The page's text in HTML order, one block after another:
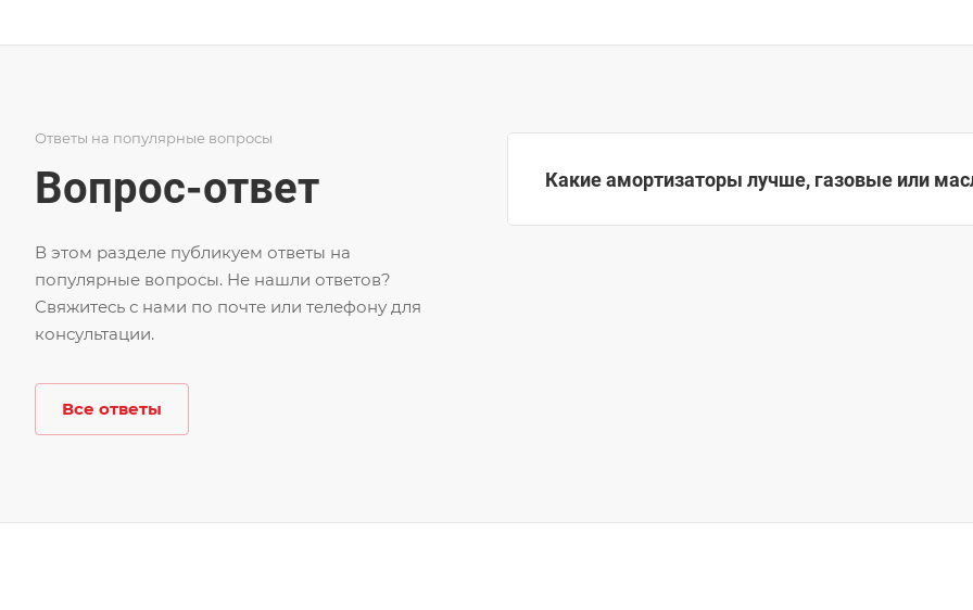
Ответы на популярные вопросы
Вопрос-ответ
В этом разделе публикуем ответы на
популярные вопросы. Не нашли ответов?
Свяжитесь с нами по почте или телефону для
консультации.
Все ответы
Какие амортизаторы лучше, газовые или